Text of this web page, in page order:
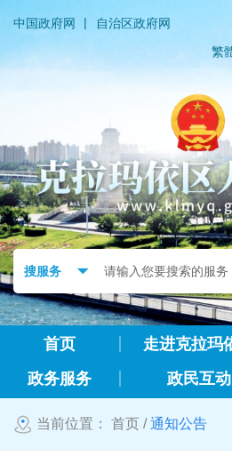
中国政府网 |
自治区政府网
繁
首页 走进克拉玛
政务服务
政民互动
当前位置： 首页 /通知公告